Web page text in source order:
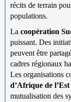
récits de terrain
populations.
La coopération
puissant. Des
peuvent être
cadres régionaux
Les organisations
d’Afrique de
mutualisation des